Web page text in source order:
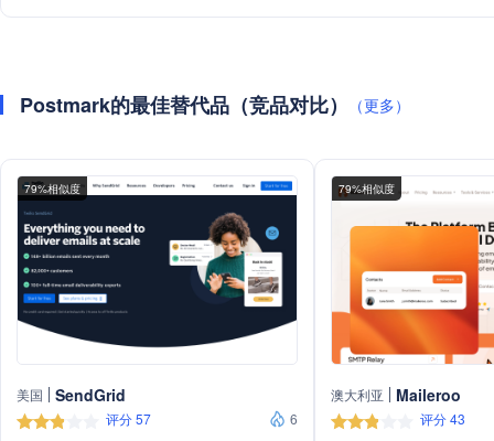
Postmark的最佳替代品（竞品对比） （更多）
79%相似度
美国 SendGrid
评分 57
6
79%相似度
澳大利亚 Maileroo
评分 43